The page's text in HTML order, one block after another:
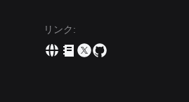
リンク: